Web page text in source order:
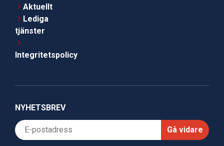
Aktuellt
Lediga
tjänster
Integritetspolicy
NYHETSBREV
Gå vidare